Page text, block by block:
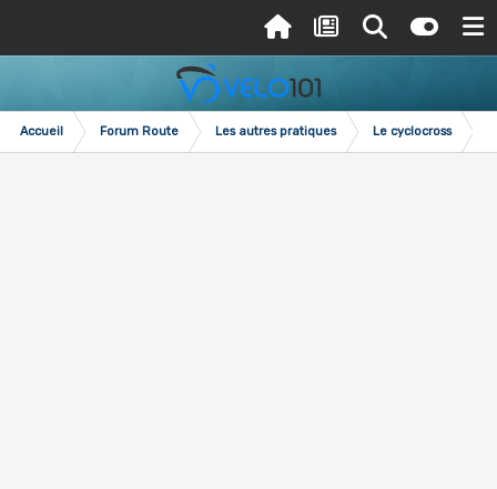
Accueil Forum Route Les autres pratiques Le cyclocross